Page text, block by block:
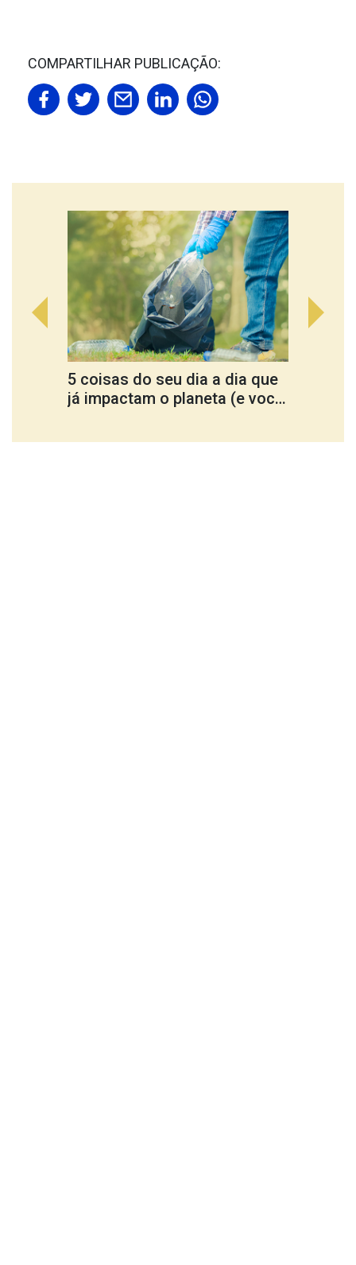
COMPARTILHAR PUBLICAÇÃO:
5 coisas do seu dia a dia que
já impactam o planeta (e você